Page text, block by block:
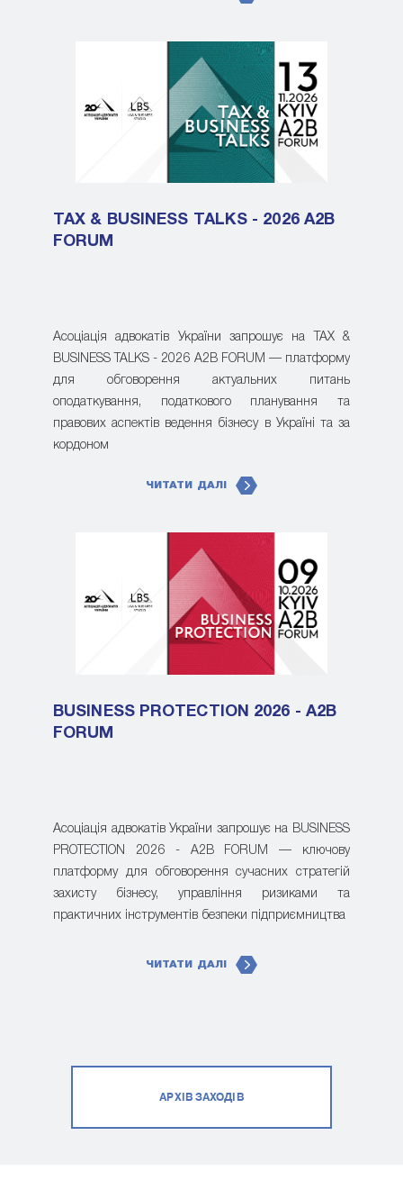
TAX & BUSINESS TALKS - 2026 A2B
FORUM
Асоціація адвокатів України запрошує на TAX &
BUSINESS TALKS - 2026 A2B FORUM — платформу
для обговорення актуальних питань
оподаткування, податкового планування та
правових аспектів ведення бізнесу в Україні та за
кордоном
ЧИТАТИ ДАЛІ
BUSINESS PROTECTION 2026 - A2B
FORUM
Асоціація адвокатів України запрошує на BUSINESS
PROTECTION 2026 - A2B FORUM — ключову
платформу для обговорення сучасних стратегій
захисту бізнесу, управління ризиками та
практичних інструментів безпеки підприємництва
ЧИТАТИ ДАЛІ
АРХІВ ЗАХОДІВ